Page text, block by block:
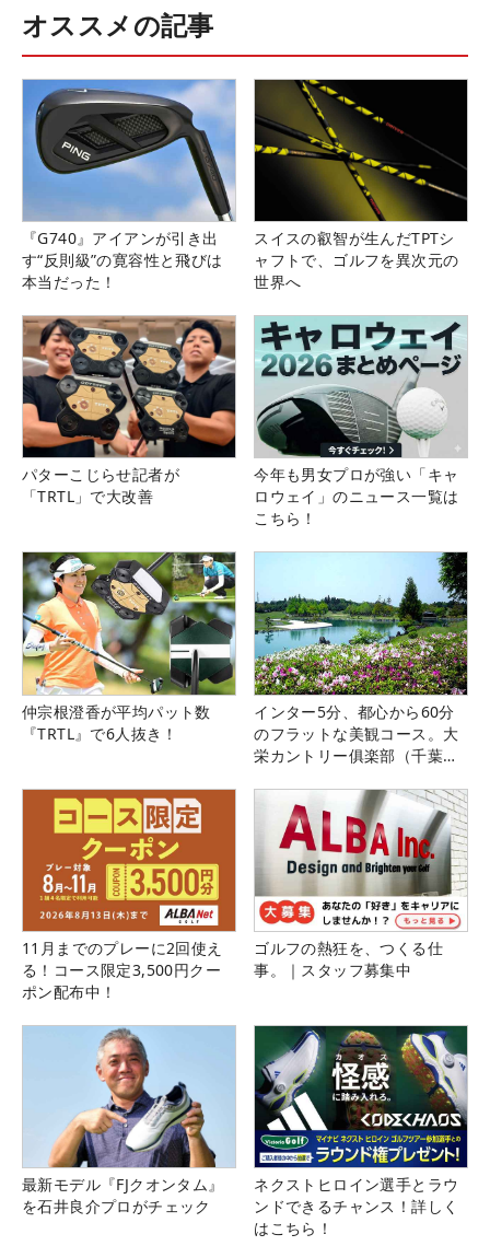
オススメの記事
『G740』アイアンが引き出
す“反則級”の寛容性と飛びは
本当だった！
スイスの叡智が生んだTPTシ
ャフトで、ゴルフを異次元の
世界へ
パターこじらせ記者が
「TRTL」で大改善
今年も男女プロが強い「キャ
ロウェイ」のニュース一覧は
こちら！
仲宗根澄香が平均パット数
『TRTL』で6人抜き！
インター5分、都心から60分
のフラットな美観コース。大
栄カントリー俱楽部（千葉
11月までのプレーに2回使え
る！コース限定3,500円クー
ポン配布中！
ゴルフの熱狂を、つくる仕
事。｜スタッフ募集中
最新モデル『FJクオンタム』
を石井良介プロがチェック
ネクストヒロイン選手とラウ
ンドできるチャンス！詳しく
はこちら！